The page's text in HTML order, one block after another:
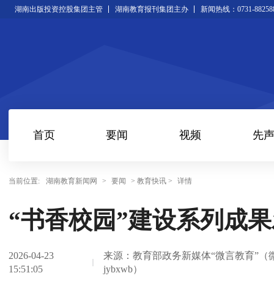
湖南出版投资控股集团主管 湖南教育报刊集团主办 新闻热线：0731-
首页 要闻 视频 先声
当前位置: 湖南教育新闻网 > 要闻 > 教育快讯 > 详情
“书香校园”建设系列成
2026-04-23
15:51:05
来源：教育部政务新媒体“微言教育”（
jybxwb）